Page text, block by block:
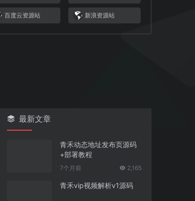
百度云资源站 新浪资源站
最新文章
青禾动态地址发布页源码
+部署教程
7个月前 2,165
青禾vip视频解析v1源码